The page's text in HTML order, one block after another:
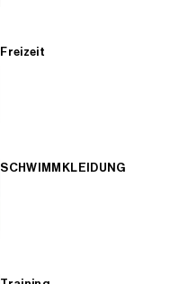
Freizeit
SCHWIMMKLEIDUNG